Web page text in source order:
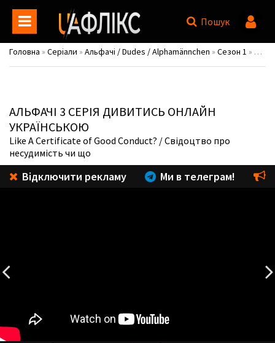
Пошук
Головна » Серіали » Альфачі / Dudes / Alphamännchen » Сезон 1 » 3 серія
АЛЬФАЧІ 3 СЕРІЯ ДИВИТИСЬ ОНЛАЙН
УКРАЇНСЬКОЮ
Like A Certificate of Good Conduct? / Свідоцтво про
несудимість чи що
Відключити рекламу Ми в телеграм!